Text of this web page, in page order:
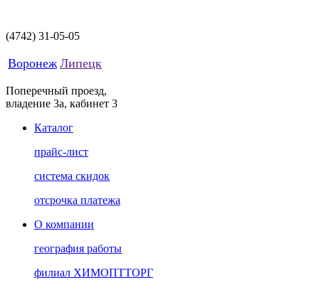
(4742) 31-05-05
Воронеж Липецк
Поперечный проезд,
владение 3а, кабинет 3
Каталог
прайс-лист
система скидок
отсрочка платежа
О компании
география работы
филиал ХИМОПТТОРГ